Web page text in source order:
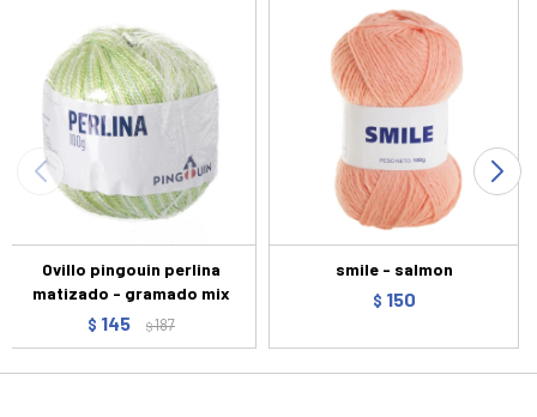
Ovillo pingouin perlina
matizado - gramado mix
$ 145 $187
smile - salmon
$ 150